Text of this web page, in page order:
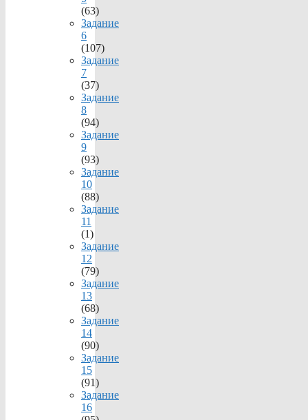
(63)
Задание
6
(107)
Задание
7
(37)
Задание
8
(94)
Задание
9
(93)
Задание
10
(88)
Задание
11
(1)
Задание
12
(79)
Задание
13
(68)
Задание
14
(90)
Задание
15
(91)
Задание
16